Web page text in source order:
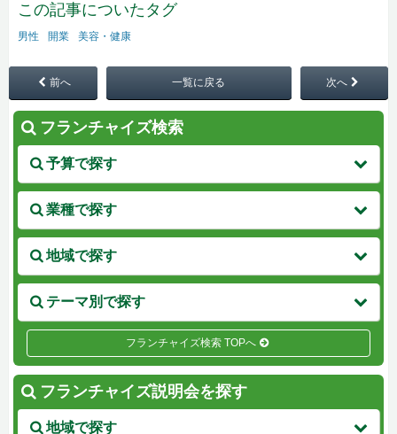
この記事についたタグ
男性 開業 美容・健康
前へ 一覧に戻る 次へ
フランチャイズ検索
予算で探す
業種で探す
地域で探す
テーマ別で探す
フランチャイズ検索 TOPへ
フランチャイズ説明会を探す
地域で探す